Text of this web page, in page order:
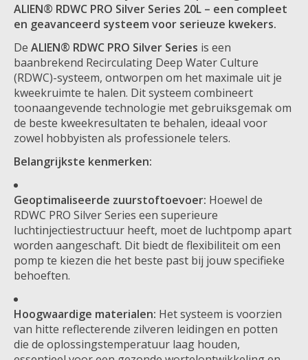
ALIEN® RDWC PRO Silver Series 20L – een compleet
en geavanceerd systeem voor serieuze kwekers.
De ALIEN® RDWC PRO Silver Series is een
baanbrekend Recirculating Deep Water Culture
(RDWC)-systeem, ontworpen om het maximale uit je
kweekruimte te halen. Dit systeem combineert
toonaangevende technologie met gebruiksgemak om
de beste kweekresultaten te behalen, ideaal voor
zowel hobbyisten als professionele telers.
Belangrijkste kenmerken:
Geoptimaliseerde zuurstoftoevoer: Hoewel de
RDWC PRO Silver Series een superieure
luchtinjectiestructuur heeft, moet de luchtpomp apart
worden aangeschaft. Dit biedt de flexibiliteit om een
pomp te kiezen die het beste past bij jouw specifieke
behoeften.
Hoogwaardige materialen: Het systeem is voorzien
van hitte reflecterende zilveren leidingen en potten
die de oplossingstemperatuur laag houden,